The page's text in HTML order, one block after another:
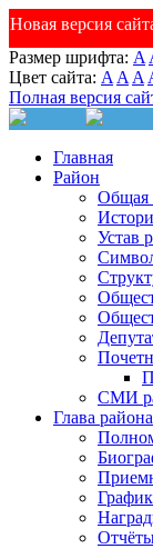
Новая версия
Размер шрифта: A
Цвет сайта: A A A
Полная версия
Главная
Район
Общая
Устав
СМИ
Глава района